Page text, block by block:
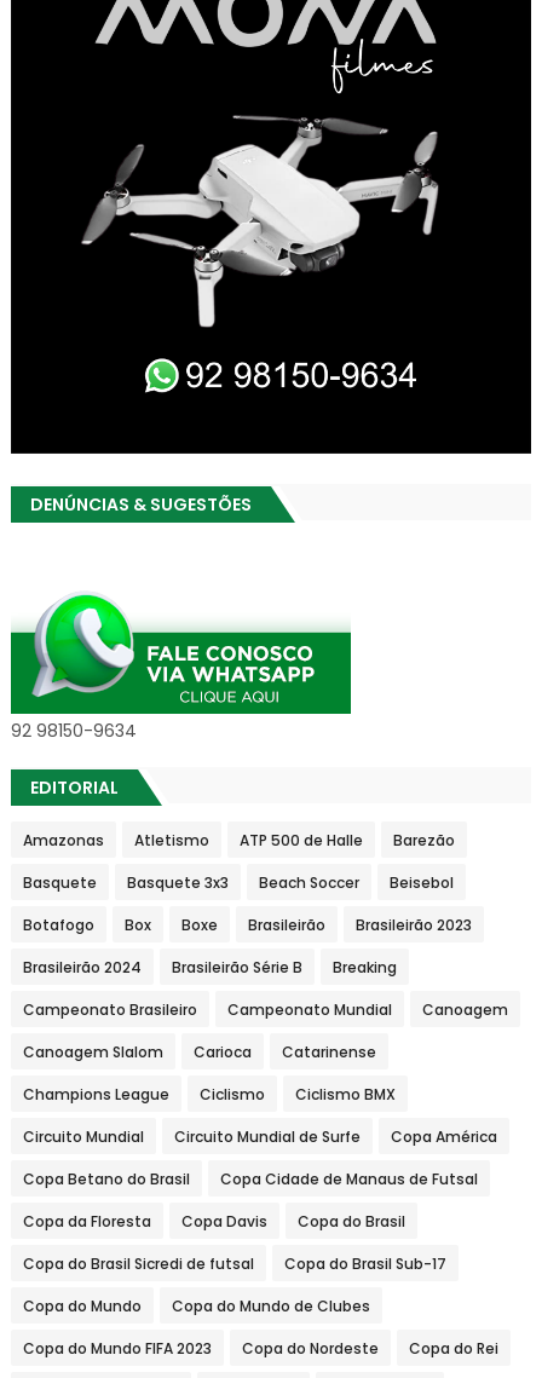
DENÚNCIAS & SUGESTÕES
92 98150-9634
EDITORIAL
Amazonas Atletismo ATP 500 de Halle Barezão
Basquete Basquete 3x3 Beach Soccer Beisebol
Botafogo Box Boxe Brasileirão Brasileirão 2023
Brasileirão 2024 Brasileirão Série B Breaking
Campeonato Brasileiro Campeonato Mundial Canoagem
Canoagem Slalom Carioca Catarinense
Champions League Ciclismo Ciclismo BMX
Circuito Mundial Circuito Mundial de Surfe Copa América
Copa Betano do Brasil Copa Cidade de Manaus de Futsal
Copa da Floresta Copa Davis Copa do Brasil
Copa do Brasil Sicredi de futsal Copa do Brasil Sub-17
Copa do Mundo Copa do Mundo de Clubes
Copa do Mundo FIFA 2023 Copa do Nordeste Copa do Rei